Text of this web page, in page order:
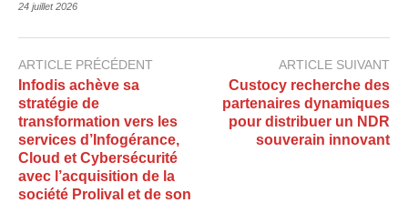
24 juillet 2026
ARTICLE PRÉCÉDENT
Infodis achève sa
stratégie de
transformation vers les
services d’Infogérance,
Cloud et Cybersécurité
avec l’acquisition de la
société Prolival et de son
ARTICLE SUIVANT
Custocy recherche des
partenaires dynamiques
pour distribuer un NDR
souverain innovant